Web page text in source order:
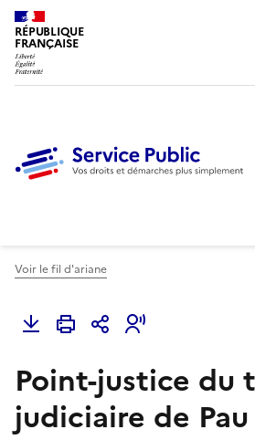
RÉPUBLIQUE
FRANÇAISE
Voir le fil d'ariane
Point-justice du
judiciaire de Pau